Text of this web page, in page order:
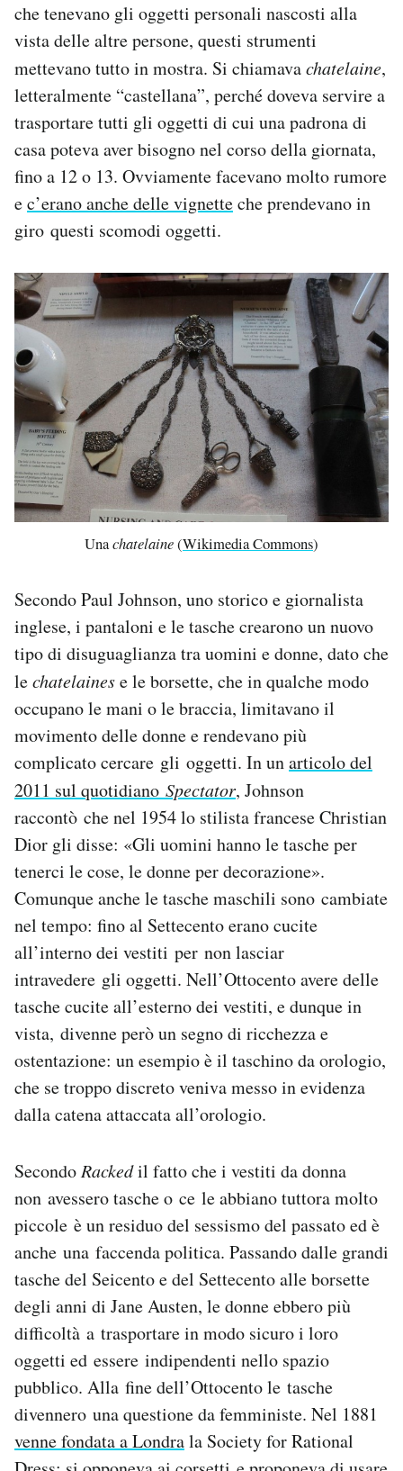
che tenevano gli oggetti personali nascosti alla
vista delle altre persone, questi strumenti
mettevano tutto in mostra. Si chiamavachatelaine,
letteralmente “castellana”, perché doveva servire a
trasportare tutti gli oggetti di cui una padrona di
casa poteva aver bisogno nel corso della giornata,
fino a 12 o 13. Ovviamente facevano molto rumore
ec’erano anche delle vignetteche prendevano in
giro questi scomodi oggetti.
Unachatelaine(Wikimedia Commons)
Secondo Paul Johnson, uno storico e giornalista
inglese, i pantaloni e le tasche crearono un nuovo
tipo di disuguaglianza tra uomini e donne, dato che
lechatelainese le borsette, che in qualche modo
occupano le mani o le braccia, limitavano il
movimento delle donne e rendevano più
complicato cercare gli oggetti. In unarticolo del
2011 sul quotidiano Spectator, Johnson
raccontò che nel 1954 lo stilista francese Christian
Dior gli disse: «Gli uomini hanno le tasche per
tenerci le cose, le donne per decorazione».
Comunque anche le tasche maschili sono cambiate
nel tempo: fino al Settecento erano cucite
all’interno dei vestiti per non lasciar
intravedere gli oggetti. Nell’Ottocento avere delle
tasche cucite all’esterno dei vestiti, e dunque in
vista, divenne però un segno di ricchezza e
ostentazione: un esempio è il taschino da orologio,
che se troppo discreto veniva messo in evidenza
dalla catena attaccata all’orologio.
SecondoRackedil fatto che i vestiti da donna
non avessero tasche o ce le abbiano tuttora molto
piccole è un residuo del sessismo del passato ed è
anche una faccenda politica. Passando dalle grandi
tasche del Seicento e del Settecento alle borsette
degli anni di Jane Austen, le donne ebbero più
difficoltà a trasportare in modo sicuro i loro
oggetti ed essere indipendenti nello spazio
pubblico. Alla fine dell’Ottocento le tasche
divennero una questione da femministe. Nel 1881
venne fondata a Londrala Society for Rational